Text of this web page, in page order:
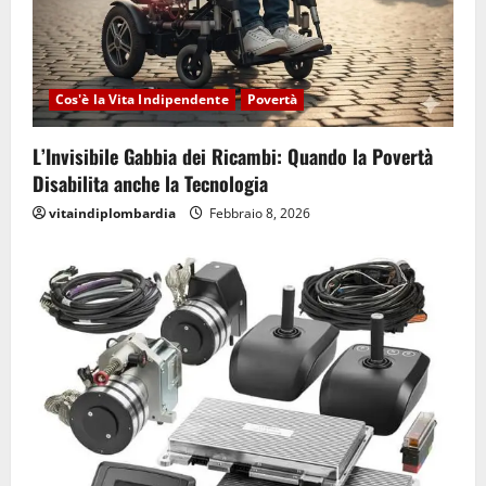
Cos'è la Vita Indipendente Povertà
L’Invisibile Gabbia dei Ricambi: Quando la Povertà
Disabilita anche la Tecnologia
vitaindiplombardia Febbraio 8, 2026